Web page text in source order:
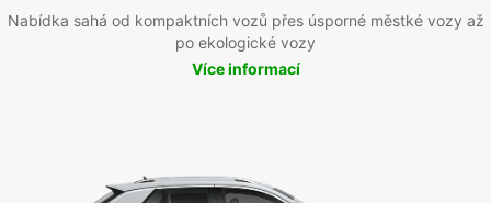
Nabídka sahá od kompaktních vozů přes úsporné městké vozy až
po ekologické vozy
Více informací